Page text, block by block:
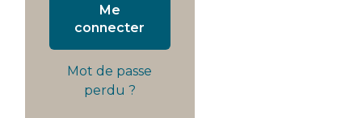
Me
connecter
Mot de passe
perdu ?